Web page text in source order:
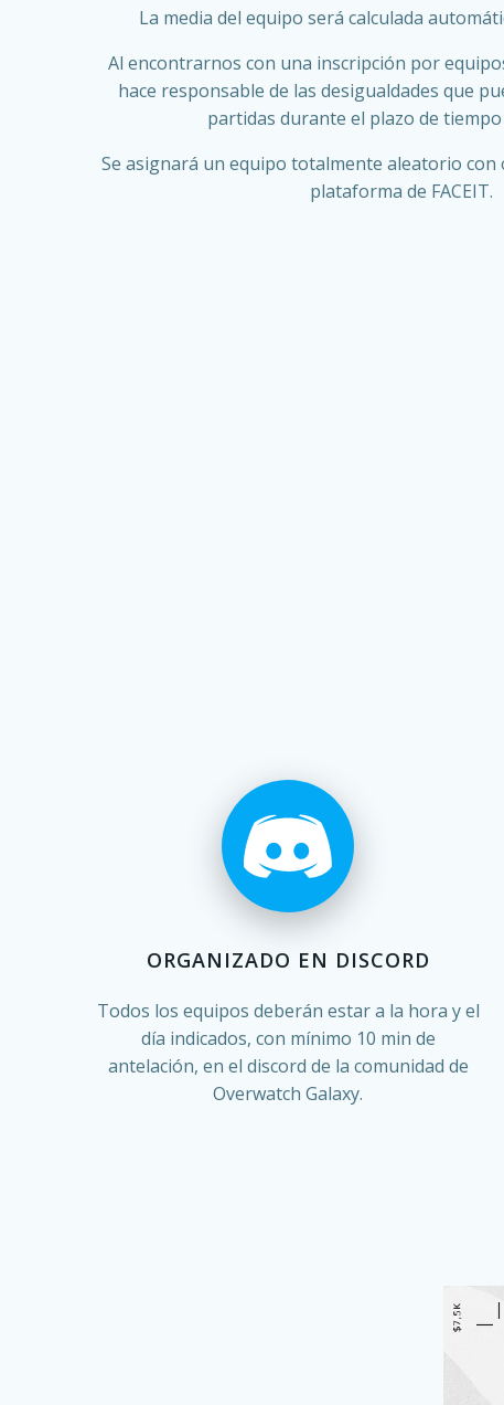
La media del equipo será calculada
Al encontrarnos con una inscripción por
hace responsable de las desigualdades que
partidas durante el plazo de
Se asignará un equipo totalmente aleatorio
plataforma de FACEIT.
ORGANIZADO EN DISCORD
Todos los equipos deberán estar a la hora y el
día indicados, con mínimo 10 min de
antelación, en el discord de la comunidad de
Overwatch Galaxy.